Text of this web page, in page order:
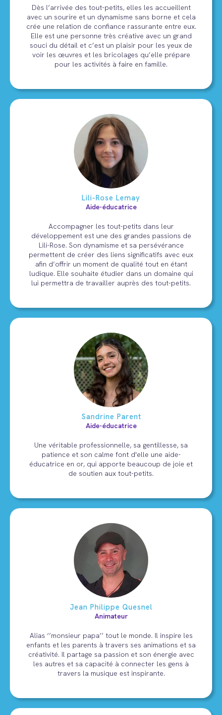
Dès l’arrivée des tout-petits, elles les accueillent
avec un sourire et un dynamisme sans borne et cela
crée une relation de confiance rassurante entre eux.
Elle est une personne très créative avec un grand
souci du détail et c’est un plaisir pour les yeux de
voir les œuvres et les bricolages qu’elle prépare
pour les activités à faire en famille.
Lili-Rose Lemay
Aide-éducatrice
Accompagner les tout-petits dans leur
développement est une des grandes passions de
Lili-Rose. Son dynamisme et sa persévérance
permettent de créer des liens significatifs avec eux
afin d’offrir un moment de qualité tout en étant
ludique. Elle souhaite étudier dans un domaine qui
lui permettra de travailler auprès des tout-petits.
Sandrine Parent
Aide-éducatrice
Une véritable professionnelle, sa gentillesse, sa
patience et son calme font d'elle une aide-
éducatrice en or, qui apporte beaucoup de joie et
de soutien aux tout-petits.
Jean Philippe Quesnel
Animateur
Alias ‘’monsieur papa’’ tout le monde. Il inspire les
enfants et les parents à travers ses animations et sa
créativité. Il partage sa passion et son énergie avec
les autres et sa capacité à connecter les gens à
travers la musique est inspirante.